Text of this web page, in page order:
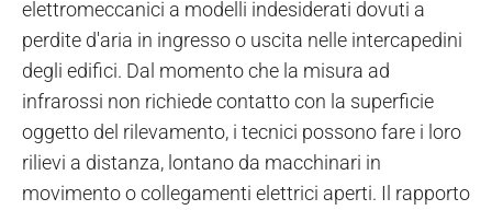
elettromeccanici a modelli indesiderati dovuti a
perdite d'aria in ingresso o uscita nelle intercapedini
degli edifici. Dal momento che la misura ad
infrarossi non richiede contatto con la superficie
oggetto del rilevamento, i tecnici possono fare i loro
rilievi a distanza, lontano da macchinari in
movimento o collegamenti elettrici aperti. Il rapporto